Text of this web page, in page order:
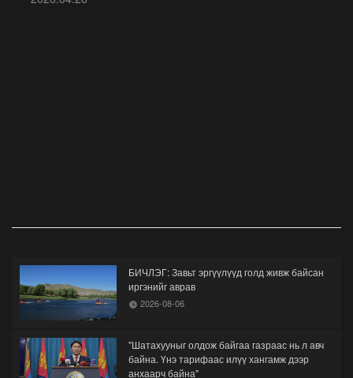
БИЧЛЭГ: Завьт эргүүлүүд голд живж байсан
иргэнийг аврав
2026-08-06
"Шатахууныг олдож байгаа газраас нь л авч
байна. Үнэ тарифаас илүү хангамж дээр
анхаарч байна"